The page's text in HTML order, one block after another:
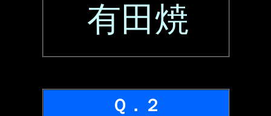
有田焼
Ｑ．２